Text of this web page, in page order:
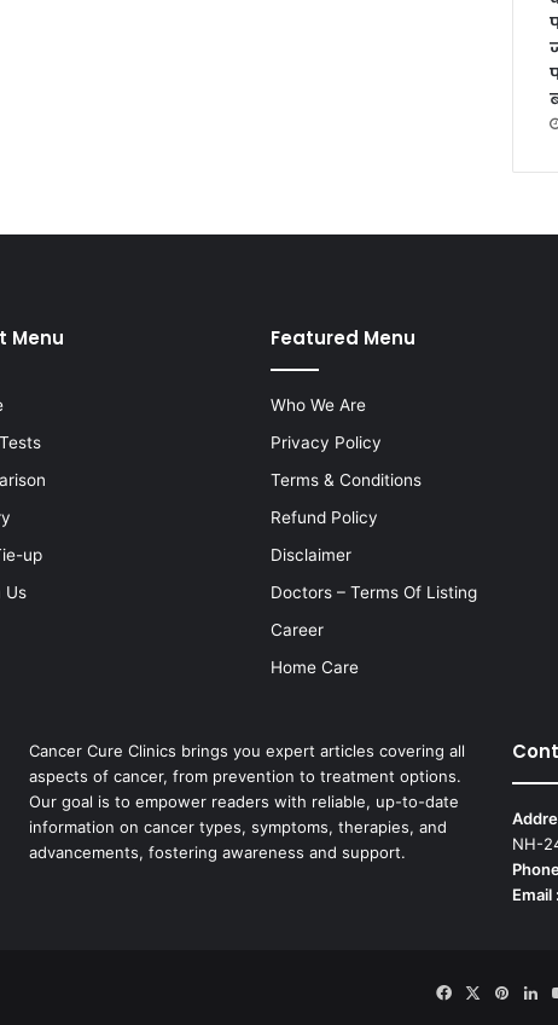
Menu
up
Us
Featured Menu
Who We Are
Privacy Policy
Terms & Conditions
Refund Policy
Disclaimer
Doctors – Terms Of Listing
Career
Home Care
Cancer Cure Clinics brings you expert articles covering all
aspects of cancer, from prevention to treatment options.
Our goal is to empower readers with reliable, up-to-date
information on cancer types, symptoms, therapies, and
advancements, fostering awareness and support.
NH-
Email :
Facebook